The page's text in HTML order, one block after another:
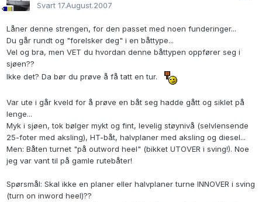
Svart 17.August.2007
Låner denne strengen, for den passet med noen funderinger...
Du går rundt og "forelsker deg" i en båttype...
Vel og bra, men VET du hvordan denne båttypen oppfører seg i
sjøen??
Ikke det? Da bør du prøve å få tatt en tur.
Var ute i går kveld for å prøve en båt seg hadde gått og siklet på
lenge...
Myk i sjøen, tok bølger mykt og fint, levelig støynivå (selvlensende
25-foter med aksling), HT-båt, halvplaner med aksling og diesel...
Men: Båten turnet "på outword heel" (bikket UTOVER i sving!). Noe
jeg var vant til på gamle rutebåter!
Spørsmål: Skal ikke en planer eller halvplaner turne INNOVER i sving
(turn on inword heel)??